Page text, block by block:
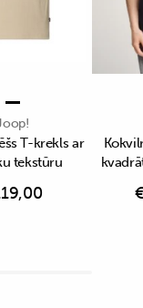
T-krekls ar
tekstūru